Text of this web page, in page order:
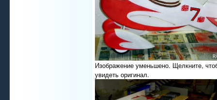
Изображение уменьшено. Щелкните,
увидеть оригинал.